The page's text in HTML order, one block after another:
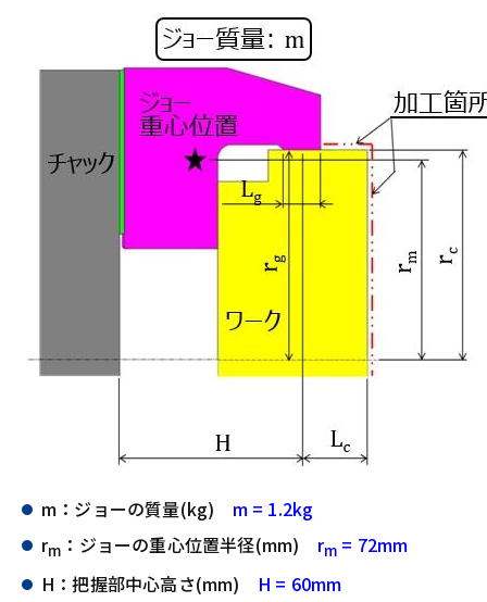
m：ジョーの質量(kg) m = 1.2kg
rm ：ジョーの重心位置半径(mm) rm = 72mm
H：把握部中心高さ(mm) H = 60mm